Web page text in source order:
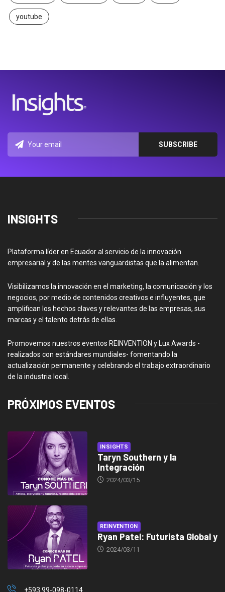
youtube
INSIGHTS
Plataforma líder en Ecuador al servicio de la innovación
empresarial y de las mentes vanguardistas que la alimentan.
Visibilizamos la innovación en el marketing, la comunicación y los
negocios, por medio de contenidos creativos e influyentes, que
amplifican los hechos claves y relevantes de las empresas, sus
marcas y el talento detrás de ellas.
Promovemos nuestros eventos REINVENTION y Lux Awards -
realizados con estándares mundiales- fomentando la
actualización permanente y celebrando el trabajo extraordinario
de la industria local.
PRÓXIMOS EVENTOS
INSIGHTS
Taryn Southern y la
Integración
2024/03/15
REINVENTION
Ryan Patel: Futurista Global y
2024/03/11
+593 99-098-0114